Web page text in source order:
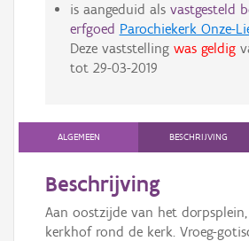
is aangeduid als vastgesteld
erfgoed Parochiekerk Onze-
Deze vaststelling was geldig
tot 29-03-2019
ALGEMEEN BESCHRIJVING
Beschrijving
Aan oostzijde van het
kerkhof rond de kerk. Vroeg-